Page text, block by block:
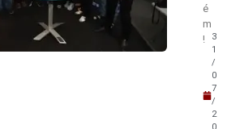
é
m
!
3
1
/
0
7
/
2